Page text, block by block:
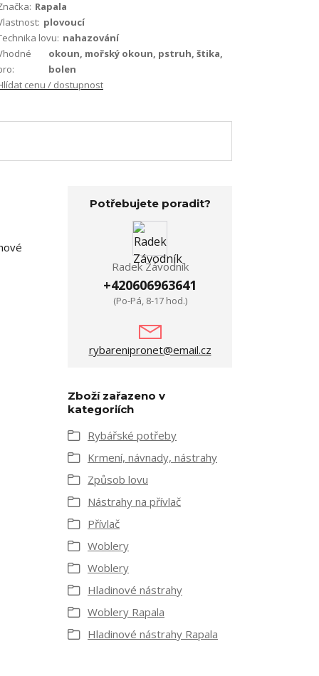
Rapala
plovoucí
lovu: nahazování
okoun, mořský okoun, pstruh, štika,
bolen
cenu / dostupnost
Potřebujete poradit?
Radek Závodník
+420606963641
(Po-Pá, 8-17 hod.)
rybarenipronet@email.cz
Zboží zařazeno v
kategoriích
Rybářské potřeby
Krmení, návnady, nástrahy
Způsob lovu
Nástrahy na přívlač
Přívlač
Woblery
Woblery
Hladinové nástrahy
Woblery Rapala
Hladinové nástrahy Rapala